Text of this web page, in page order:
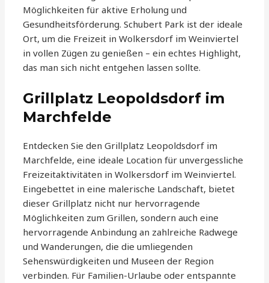
Möglichkeiten für aktive Erholung und
Gesundheitsförderung. Schubert Park ist der ideale
Ort, um die Freizeit in Wolkersdorf im Weinviertel
in vollen Zügen zu genießen – ein echtes Highlight,
das man sich nicht entgehen lassen sollte.
Grillplatz Leopoldsdorf im
Marchfelde
Entdecken Sie den Grillplatz Leopoldsdorf im
Marchfelde, eine ideale Location für unvergessliche
Freizeitaktivitäten in Wolkersdorf im Weinviertel.
Eingebettet in eine malerische Landschaft, bietet
dieser Grillplatz nicht nur hervorragende
Möglichkeiten zum Grillen, sondern auch eine
hervorragende Anbindung an zahlreiche Radwege
und Wanderungen, die die umliegenden
Sehenswürdigkeiten und Museen der Region
verbinden. Für Familien-Urlaube oder entspannte